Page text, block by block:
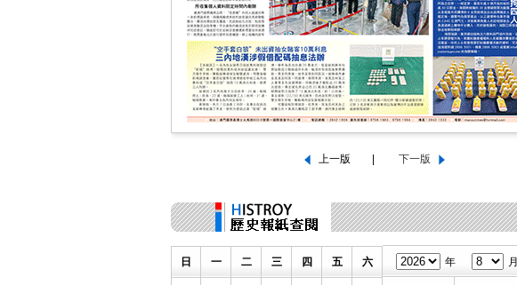
日 一 二 三 四 五 六 年 月